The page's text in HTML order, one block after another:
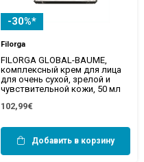
-30%*
Filorga
FILORGA GLOBAL-BAUME,
комплексный крем для лица
для очень сухой, зрелой и
чувствительной кожи, 50 мл
102,99€
Добавить в корзину